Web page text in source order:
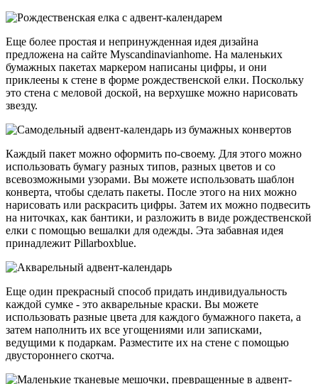
Еще более простая и непринужденная идея дизайна
предложена на сайте Myscandinavianhome. На маленьких
бумажных пакетах маркером написаны цифры, и они
приклеены к стене в форме рождественской елки. Поскольку
это стена с меловой доской, на верхушке можно нарисовать
звезду.
Каждый пакет можно оформить по-своему. Для этого можно
использовать бумагу разных типов, разных цветов и со
всевозможными узорами. Вы можете использовать шаблон
конверта, чтобы сделать пакеты. После этого на них можно
нарисовать или раскрасить цифры. Затем их можно подвесить
на ниточках, как бантики, и разложить в виде рождественской
елки с помощью вешалки для одежды. Эта забавная идея
принадлежит Pillarboxblue.
Еще один прекрасный способ придать индивидуальность
каждой сумке - это акварельные краски. Вы можете
использовать разные цвета для каждого бумажного пакета, а
затем наполнить их все угощениями или записками,
ведущими к подаркам. Разместите их на стене с помощью
двустороннего скотча.